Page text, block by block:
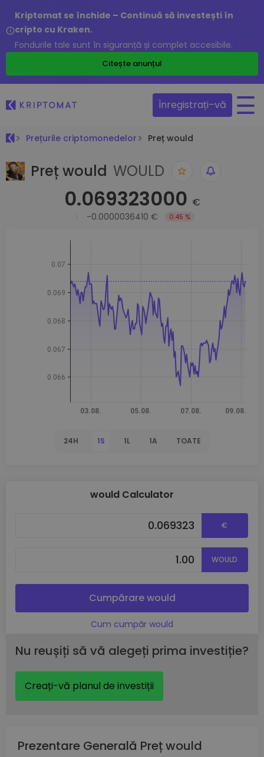
Kriptomat se închide – Continuă să investești în
cripto cu Kraken.
Fondurile tale sunt în siguranță și complet accesibile.
Citește anunțul
Înregistrați–vă
Prețurile criptomonedelor Preț would
Preț would WOULD
0.069323000 €
-0.0000036410 € 0.45 %
24H 1S 1L 1A TOATE
would Calculator
€
WOULD
Cumpărare would
Cum cumpăr would
Nu reușiți să vă alegeți prima investiție?
Creați-vă planul de investiții
Prezentare Generală Preț would